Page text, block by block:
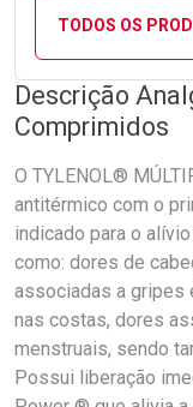
TODOS OS
Descrição
Comprimidos
O TYLENOL®
antitérmico com o
indicado para o
como: dores de
associadas a gripes
nas costas, dores
menstruais, sendo
Possui liberação